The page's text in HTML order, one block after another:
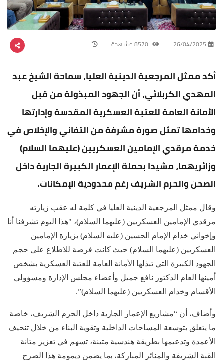
26/04/2025
أكد ممثل المرجعية الدينية العليا، سماحة الشيخ عبد
المهدي الكربلائي، أن الجهود المبذولة من قبل
الأمانة العامة للعتبة العسكرية المقدسة وإدارتها
وخدامها تمثل صورة مشرفة من التفاني والإخلاص في
خدمة مرقدي الإمامين العسكريين (عليهما السلام)
وزائريهما، مشيدا بحملة الإعمار الكبيرة الجارية داخل
الصحن والحرم الشريف رغم محدودية الإمكانات.
وقال ممثل المرجعية الدينية العليا في كلمة له عقب زيارته
مرقدي الإمامين العسكريين (عليهما السلام)، "هذا اليوم تشرفنا أنا
وإخواني خدام الإمام الحسين (عليه السلام) بزيارة الإمامين
العسكريين (عليهما السلام) حيث كانت فرصة للاطلاع على حجم
الجهود الكبيرة التي تبذلها الأمانة العامة للعتبة العسكرية بشخص
أمينها العام الدكتور نافع جميل وأعضاء مجلس الإدارة ومسؤولي
الأقسام وخدام العسكريين (عليهما السلام)”.
وأضاف، أن “مشاريع الإعمار الجارية داخل الحرم الشريف، خاصة
ما يتعلق بتوسعة المساحات الداخلية وتقوية البناء من خلال تنحيف
الأعمدة وتدعيمها بطريقة هندسية متينة، تسهم في تعزيز متانة
القبة الشريفة والمنائر المباركة، بما يضمن ديمومة هذا الصرح